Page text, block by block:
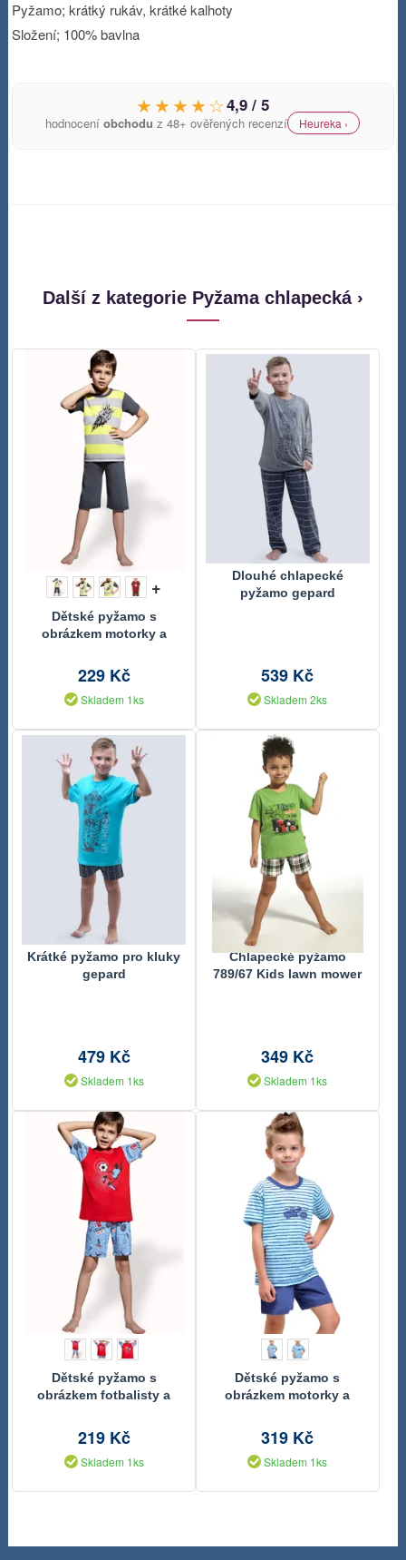
Pyžamo; krátký rukáv, krátké kalhoty
Složení; 100% bavlna
★★★★☆4,9 / 5
hodnoceníobchodu z 48+ ověřených recenzí Heureka ›
Další z kategorie Pyžama chlapecká ›
+
Dětské pyžamo s
obrázkem motorky a
229 Kč
Skladem 1ks
Dlouhé chlapecké
pyžamo gepard
539 Kč
Skladem 2ks
Krátké pyžamo pro kluky
gepard
479 Kč
Skladem 1ks
Chlapecké pyžamo
789/67 Kids lawn mower
349 Kč
Skladem 1ks
Dětské pyžamo s
obrázkem fotbalisty a
219 Kč
Skladem 1ks
Dětské pyžamo s
obrázkem motorky a
319 Kč
Skladem 1ks